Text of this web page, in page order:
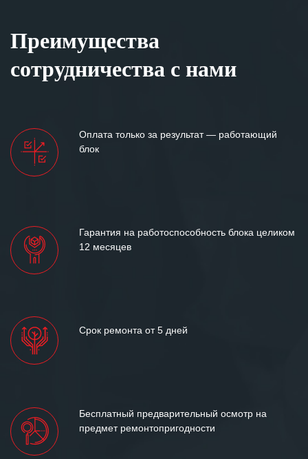
Преимущества
сотрудничества с нами
Оплата только за результат — работающий
блок
Гарантия на работоспособность блока целиком
12 месяцев
Срок ремонта от 5 дней
Бесплатный предварительный осмотр на
предмет ремонтопригодности